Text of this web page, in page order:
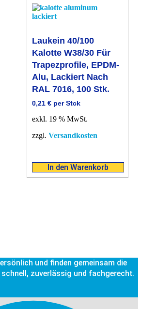
Laukein 40/100
Kalotte W38/30 Für
Trapezprofile, EPDM-
Alu, Lackiert Nach
RAL 7016, 100 Stk.
0,21 € per Stck
exkl. 19 % MwSt.
zzgl. Versandkosten
In den Warenkorb
und finden gemeinsam die
zuverlässig und fachgerecht.